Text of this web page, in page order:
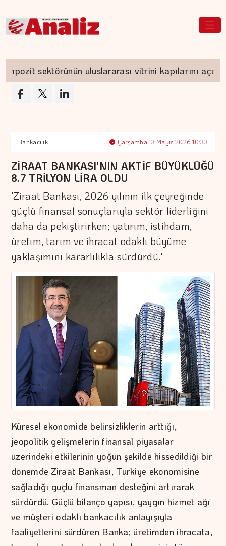
sektörünün uluslararası vitrini kapılarını açıyor
Bankacılık Çarşamba 13 Mayıs 2026 10:33
ZİRAAT BANKASI'NIN AKTİF BÜYÜKLÜĞÜ
8.7 TRİLYON LİRA OLDU
'Ziraat Bankası, 2026 yılının ilk çeyreğinde
güçlü finansal sonuçlarıyla sektör liderliğini
daha da pekiştirirken; yatırım, istihdam,
üretim, tarım ve ihracat odaklı büyüme
yaklaşımını kararlılıkla sürdürdü.'
Küresel ekonomide belirsizliklerin arttığı,
jeopolitik gelişmelerin finansal piyasalar
üzerindeki etkilerinin yoğun şekilde hissedildiği bir
dönemde Ziraat Bankası, Türkiye ekonomisine
sağladığı güçlü finansman desteğini artırarak
sürdürdü. Güçlü bilanço yapısı, yaygın hizmet ağı
ve müşteri odaklı bankacılık anlayışıyla
faaliyetlerini sürdüren Banka; üretimden ihracata,